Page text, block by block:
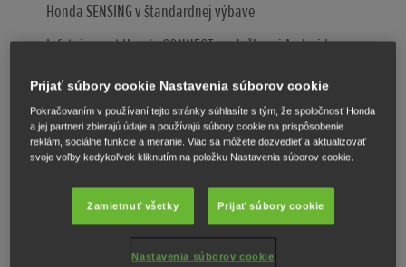
Honda SENSING v štandardnej výbave
Infotainment Honda CONNECT so službami Android
OBJAVTE MODEL JAZZ
Jazz Crosstar
Samonabíjací full hybrid – v štýle SUV
Prijať súbory cookie Nastavenia súborov cookie
Pokračovaním v používaní tejto stránky súhlasíte s tým, že spoločnosť Honda
a jej partneri zbierajú údaje a používajú súbory cookie na prispôsobenie
reklám, sociálne funkcie a meranie. Viac sa môžete dozvedieť a aktualizovať
svoje voľby kedykoľvek kliknutím na položku Nastavenia súborov cookie.
Zamietnuť všetky Prijať súbory cookie
Nastavenia súborov cookie